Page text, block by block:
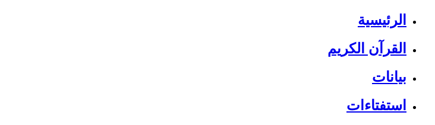
الرئيسية
القرآن الكريم
بيانات
استفتاءات